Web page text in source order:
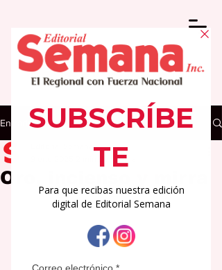
Entrada
Oro, incienso y mirra
2 min de lectura